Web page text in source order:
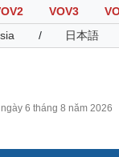
VOV3
/ 日本語
6 tháng 8 năm 2026